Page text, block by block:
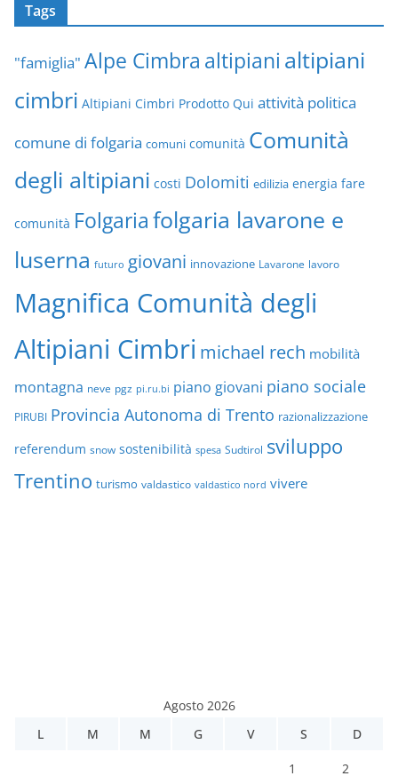
Tags
"famiglia" Alpe Cimbra altipiani altipiani
cimbri Altipiani Cimbri Prodotto Qui attività politica
comune di folgaria comuni comunità Comunità
degli altipiani costi Dolomiti edilizia energia fare
comunità Folgariafolgaria lavarone e
luserna futuro giovani innovazione Lavarone lavoro
Magnifica Comunità degli
Altipiani Cimbri michael rech mobilità
montagna neve pgz pi.ru.bi piano giovani piano sociale
PIRUBI Provincia Autonoma di Trento razionalizzazione
referendum snow sostenibilità spesa Sudtirol sviluppo
Trentino turismo valdastico valdastico nord vivere
Agosto 2026
L
M M G V S D
1 2